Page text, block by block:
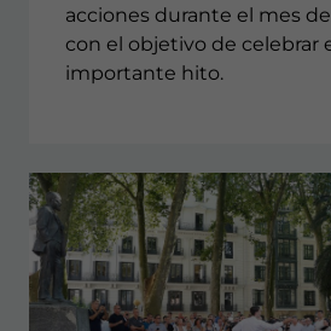
acciones durante el mes
con el objetivo de celebrar
importante hito.